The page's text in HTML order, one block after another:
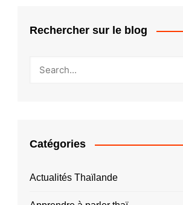
Rechercher sur le blog
Catégories
Actualités Thaïlande